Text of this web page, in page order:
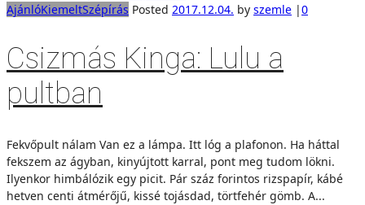
AjánlóKiemeltSzépírás Posted 2017.12.04. by szemle |0
Csizmás Kinga: Lulu a
pultban
Fekvőpult nálam Van ez a lámpa. Itt lóg a plafonon. Ha háttal
fekszem az ágyban, kinyújtott karral, pont meg tudom lökni.
Ilyenkor himbálózik egy picit. Pár száz forintos rizspapír, kábé
hetven centi átmérőjű, kissé tojásdad, törtfehér gömb. A...